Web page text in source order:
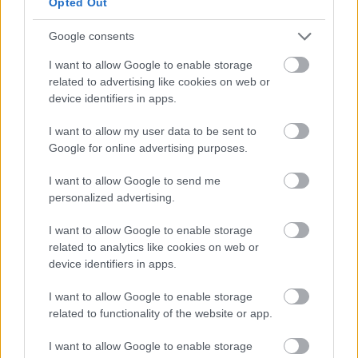
Google consents
I want to allow Google to enable storage
related to advertising like cookies on web or
device identifiers in apps.
I want to allow my user data to be sent to
Google for online advertising purposes.
I want to allow Google to send me
personalized advertising.
I want to allow Google to enable storage
related to analytics like cookies on web or
device identifiers in apps.
I want to allow Google to enable storage
related to functionality of the website or app.
I want to allow Google to enable storage
Σημαντικό κομμάτι της παρουσίασης αφιερώθηκε
στην ποιότητα των δεδομένων. Όπως
επισημάνθηκε, η νέα πύλη δεν φιλοδοξεί να
λειτουργήσει ως μια απλή «αποθήκη αρχείων»,
συγκεκριμένα ποιοτικά χαρακτηριστικά.
εντάσσεται στην πλατφόρμα θα πρέπει να
πληροί κριτήρια που αφορούν την πληρότητα
μεταδεδομένων, την τακτική ενημέρωση, τη